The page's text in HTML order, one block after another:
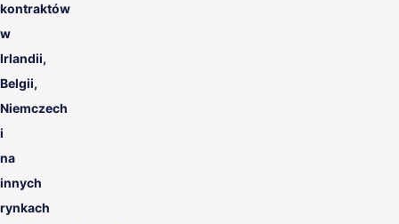
kontraktów
w
Irlandii,
Belgii,
Niemczech
i
na
innych
rynkach